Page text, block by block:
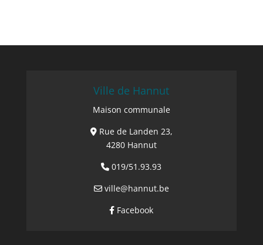
Ville de Hannut
Maison communale
Rue de Landen 23,
4280 Hannut
019/51.93.93
ville@hannut.be
Facebook